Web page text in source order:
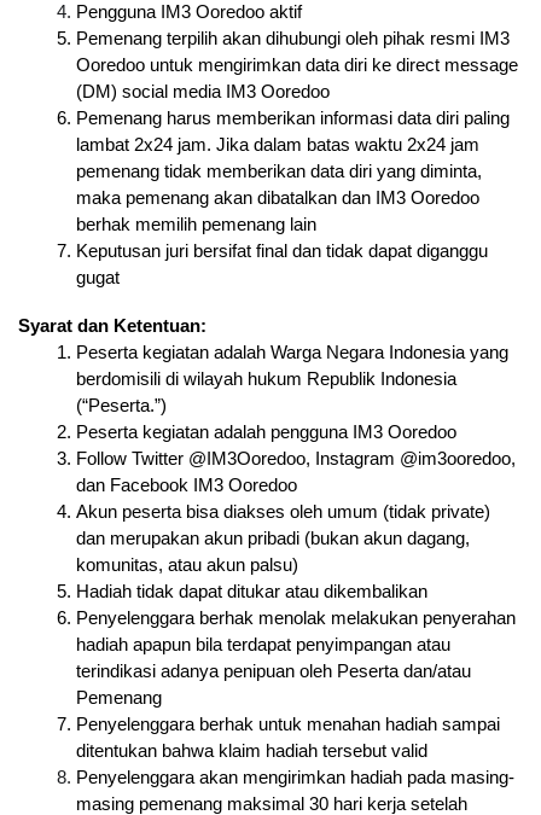
Pengguna IM3 Ooredoo aktif
Pemenang terpilih akan dihubungi oleh pihak resmi IM3
Ooredoo untuk mengirimkan data diri ke direct message
(DM) social media IM3 Ooredoo
Pemenang harus memberikan informasi data diri paling
lambat 2x24 jam. Jika dalam batas waktu 2x24 jam
pemenang tidak memberikan data diri yang diminta,
maka pemenang akan dibatalkan dan IM3 Ooredoo
berhak memilih pemenang lain
Keputusan juri bersifat final dan tidak dapat diganggu
gugat
Syarat dan Ketentuan:
Peserta kegiatan adalah Warga Negara Indonesia yang
berdomisili di wilayah hukum Republik Indonesia
(“Peserta.”)
Peserta kegiatan adalah pengguna IM3 Ooredoo
Follow Twitter @IM3Ooredoo, Instagram @im3ooredoo,
dan Facebook IM3 Ooredoo
Akun peserta bisa diakses oleh umum (tidak private)
dan merupakan akun pribadi (bukan akun dagang,
komunitas, atau akun palsu)
Hadiah tidak dapat ditukar atau dikembalikan
Penyelenggara berhak menolak melakukan penyerahan
hadiah apapun bila terdapat penyimpangan atau
terindikasi adanya penipuan oleh Peserta dan/atau
Pemenang
Penyelenggara berhak untuk menahan hadiah sampai
ditentukan bahwa klaim hadiah tersebut valid
Penyelenggara akan mengirimkan hadiah pada masing-
masing pemenang maksimal 30 hari kerja setelah